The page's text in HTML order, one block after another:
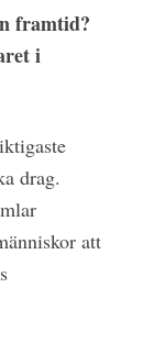
framtid?
i
drag.
att